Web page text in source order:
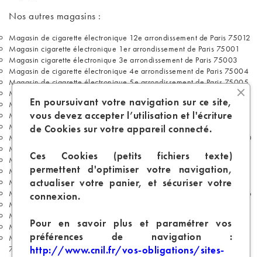
Nos autres magasins :
Magasin de cigarette électronique 12e arrondissement de Paris 75012
Magasin cigarette électronique 1er arrondissement de Paris 75001
Magasin cigarette électronique 3e arrondissement de Paris 75003
Magasin de cigarette électronique 4e arrondissement de Paris 75004
Magasin de cigarette électronique 5e arrondissement de Paris 75005
Magasin de cigarette électronique 6e arrondissement de Paris 75006
Magasin de cigarette électronique 7e arrondissement de Paris 75007
Magasin de cigarette électronique 8e arrondissement de Paris 75008
Magasin de cigarette électronique 9e arrondissement de Paris 75009
Magasin de cigarette électronique 10e arrondissement de Paris 75010
Magasin de cigarette électronique 11e arrondissement de Paris 75011
Magasin de cigarette électronique 13e arrondissement de Paris 75013
Magasin de cigarette électronique 14e arrondissement de Paris 75014
Magasin de cigarette électronique 15e arrondissement de Paris 75015
Magasin de cigarette électronique 16e arrondissement de Paris 75016
Magasin de cigarette électronique 17e arrondissement de Paris 75017
Magasin de cigarette électronique 18e arrondissement de Paris 75018
Magasin de cigarette électronique 19e arrondissement de Paris 75019
Magasin de cigarette électronique 20e arrondissement de Paris
75020
En poursuivant votre navigation sur ce site,
vous devez accepter l’utilisation et l'écriture
de Cookies sur votre appareil connecté.
Ces Cookies (petits fichiers texte)
permettent d'optimiser votre navigation,
actualiser votre panier, et sécuriser votre
connexion.
Pour en savoir plus et paramétrer vos
préférences de navigation :
http://www.cnil.fr/vos-obligations/sites-